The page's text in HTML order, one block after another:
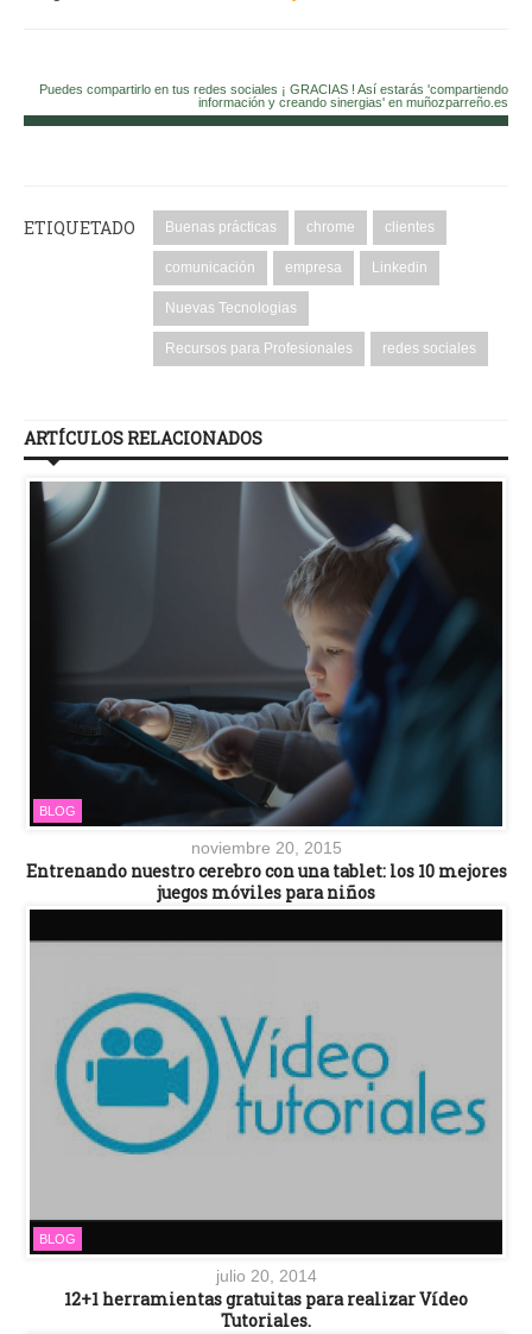
Puedes compartirlo en tus redes sociales ¡ GRACIAS ! Así estarás 'compartiendo
información y creando sinergias' en muñozparreño.es
ETIQUETADO Buenas prácticas chrome clientes
comunicación empresa Linkedin
Nuevas Tecnologias
Recursos para Profesionales redes sociales
ARTÍCULOS RELACIONADOS
BLOG
noviembre 20, 2015
Entrenando nuestro cerebro con una tablet: los 10 mejores
juegos móviles para niños
BLOG
julio 20, 2014
12+1 herramientas gratuitas para realizar Vídeo
Tutoriales.